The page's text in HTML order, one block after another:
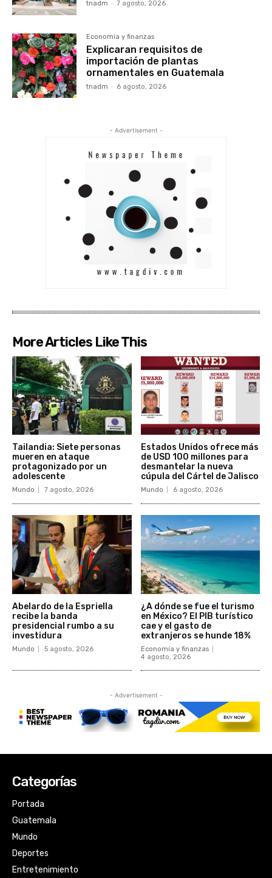
Categorías
Portada
Guatemala
Mundo
Deportes
Entretenimiento